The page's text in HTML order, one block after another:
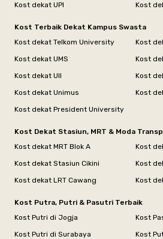
Kost dekat UPI
Kost
Kost Terbaik Dekat Kampus Swasta
Kost dekat Telkom University
Kost
Kost dekat UMS
Kost
Kost dekat UII
Kost
Kost dekat Unimus
Kost
Kost dekat President University
Kost Dekat Stasiun, MRT & Moda
Kost dekat MRT Blok A
Kost dekat Stasiun Cikini
Kost
Kost dekat LRT Cawang
Kost
Kost Putra, Putri & Pasutri Terbaik
Kost Putri di Jogja
Kost
Kost Putri di Surabaya
Kost